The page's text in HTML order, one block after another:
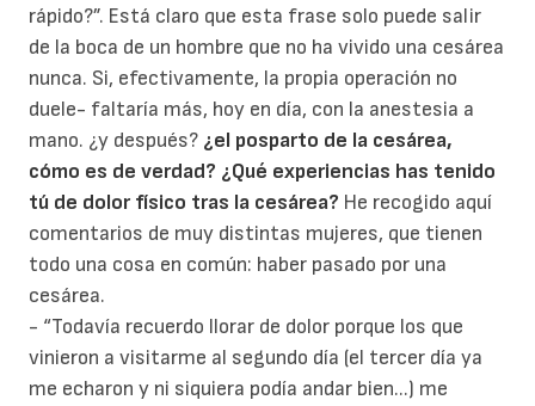
rápido?”. Está claro que esta frase solo puede salir
de la boca de un hombre que no ha vivido una cesárea
nunca. Si, efectivamente, la propia operación no
duele- faltaría más, hoy en día, con la anestesia a
mano. ¿y después? ¿el posparto de la cesárea,
cómo es de verdad? ¿Qué experiencias has tenido
tú de dolor físico tras la cesárea? He recogido aquí
comentarios de muy distintas mujeres, que tienen
todo una cosa en común: haber pasado por una
cesárea.
- “Todavía recuerdo llorar de dolor porque los que
vinieron a visitarme al segundo día (el tercer día ya
me echaron y ni siquiera podía andar bien...) me